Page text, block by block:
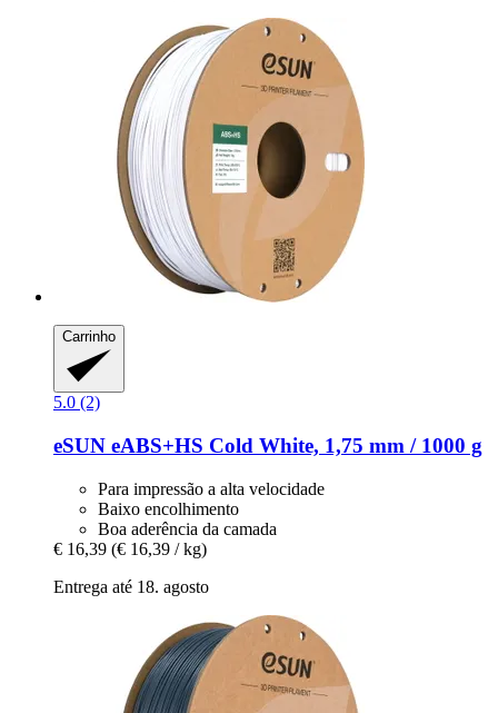
Carrinho
5.0 (2)
eSUN eABS+HS Cold White, 1,75 mm / 1000 g
Para impressão a alta velocidade
Baixo encolhimento
Boa aderência da camada
€ 16,39 (€ 16,39 / kg)
Entrega até 18. agosto